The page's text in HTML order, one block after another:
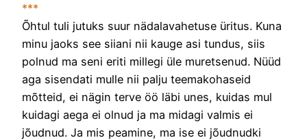
***
Õhtul tuli jutuks suur nädalavahetuse üritus. Kuna
minu jaoks see siiani nii kauge asi tundus, siis
polnud ma seni eriti millegi üle muretsenud. Nüüd
aga sisendati mulle nii palju teemakohaseid
mõtteid, ei nägin terve öö läbi unes, kuidas mul
kuidagi aega ei olnud ja ma midagi valmis ei
jõudnud. Ja mis peamine, ma ise ei jõudnudki